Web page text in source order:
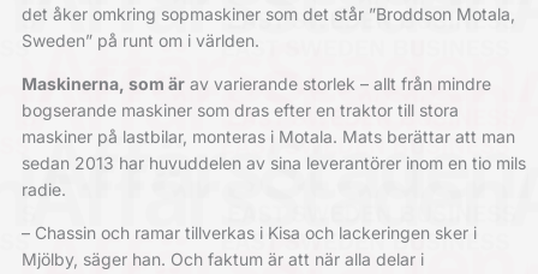
det åker omkring sopmaskiner som det står ”Broddson Motala,
Sweden” på runt om i världen.
Maskinerna, som ärav varierande storlek – allt från mindre
bogserande maskiner som dras efter en traktor till stora
maskiner på lastbilar, monteras i Motala. Mats berättar att man
sedan 2013 har huvuddelen av sina leverantörer inom en tio mils
radie.
– Chassin och ramar tillverkas i Kisa och lackeringen sker i
Mjölby, säger han. Och faktum är att när alla delar i